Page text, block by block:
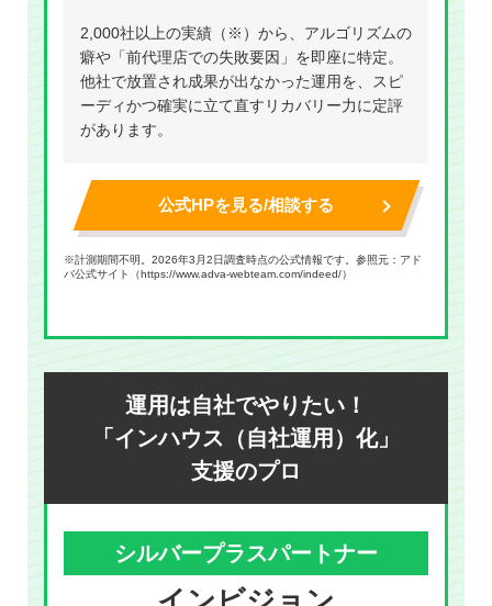
2,000社以上の実績（※）から、アルゴリズムの
癖や「前代理店での失敗要因」を即座に特定。
他社で放置され成果が出なかった運用を、スピ
ーディかつ確実に立て直すリカバリー力に定評
があります。
公式HPを見る/相談する
※計測期間不明。2026年3月2日調査時点の公式情報です。参照元：アド
バ公式サイト（https://www.adva-webteam.com/indeed/）
運用は自社でやりたい！
「インハウス（自社運用）化」
支援のプロ
シルバープラスパートナー